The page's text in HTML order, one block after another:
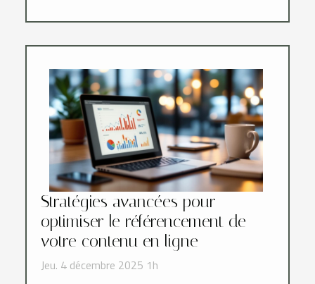
Stratégies avancées pour
optimiser le référencement de
votre contenu en ligne
Jeu. 4 décembre 2025 1h